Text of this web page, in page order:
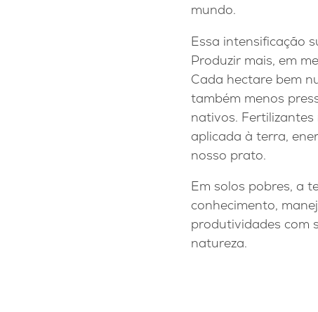
mundo.
Essa intensificação
Produzir mais, em
Cada hectare bem
também menos
nativos.
aplicada à terra,
nosso prato.
Em solos pobres, a
conhecimento,
produtividades com
natureza.